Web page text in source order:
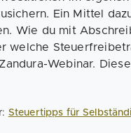
Ein Mittel
Wie du mit
welche
Webinar.
Steuertipps für